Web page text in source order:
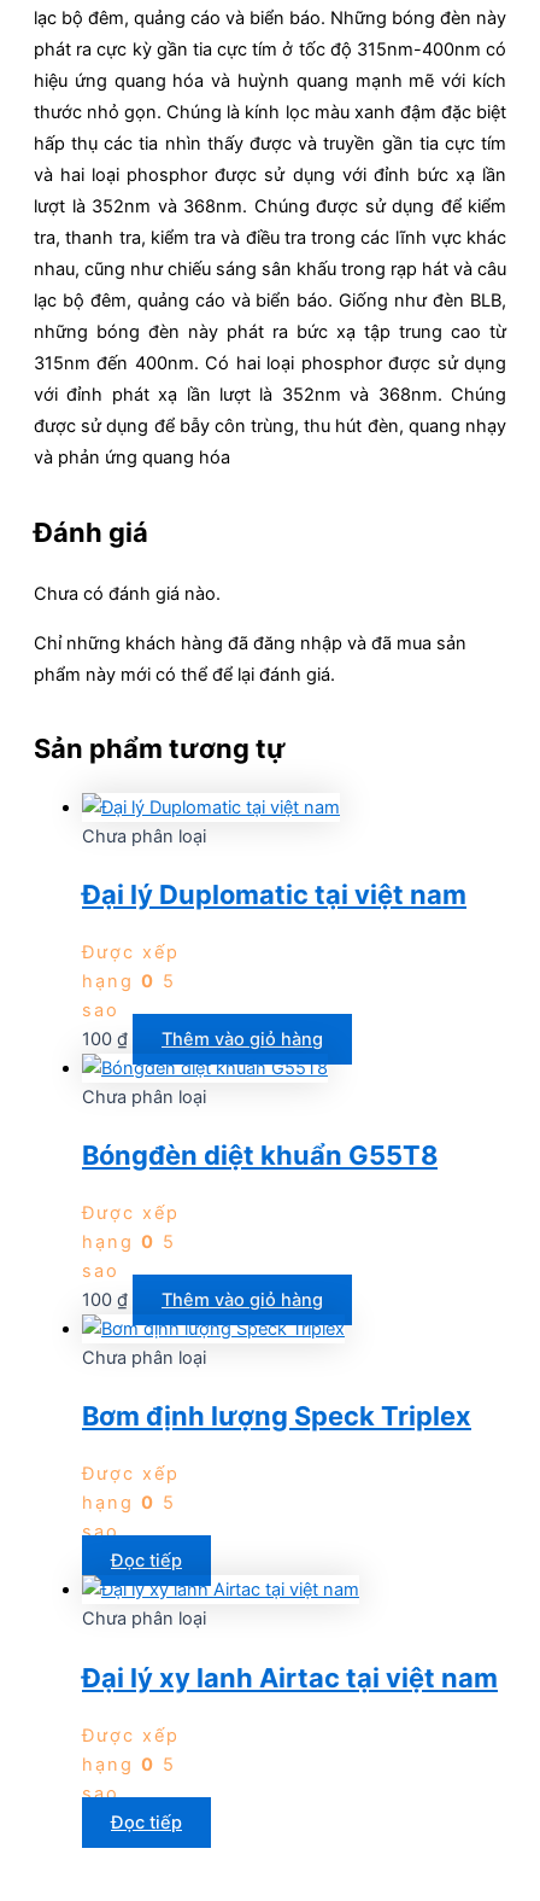
lạc bộ đêm, quảng cáo và biển báo. Những bóng đèn này
phát ra cực kỳ gần tia cực tím ở tốc độ 315nm-400nm có
hiệu ứng quang hóa và huỳnh quang mạnh mẽ với kích
thước nhỏ gọn. Chúng là kính lọc màu xanh đậm đặc biệt
hấp thụ các tia nhìn thấy được và truyền gần tia cực tím
và hai loại phosphor được sử dụng với đỉnh bức xạ lần
lượt là 352nm và 368nm. Chúng được sử dụng để kiểm
tra, thanh tra, kiểm tra và điều tra trong các lĩnh vực khác
nhau, cũng như chiếu sáng sân khấu trong rạp hát và câu
lạc bộ đêm, quảng cáo và biển báo. Giống như đèn BLB,
những bóng đèn này phát ra bức xạ tập trung cao từ
315nm đến 400nm. Có hai loại phosphor được sử dụng
với đỉnh phát xạ lần lượt là 352nm và 368nm. Chúng
được sử dụng để bẫy côn trùng, thu hút đèn, quang nhạy
và phản ứng quang hóa
Đánh giá
Chưa có đánh giá nào.
Chỉ những khách hàng đã đăng nhập và đã mua sản
phẩm này mới có thể để lại đánh giá.
Sản phẩm tương tự
Chưa phân loại
Đại lý Duplomatic tại việt nam
Được xếp
hạng 0 5
sao
100 ₫ Thêm vào giỏ hàng
Chưa phân loại
Bóngđèn diệt khuẩn G55T8
Được xếp
hạng 0 5
sao
100 ₫ Thêm vào giỏ hàng
Chưa phân loại
Bơm định lượng Speck Triplex
Được xếp
hạng 0 5
sao
Đọc tiếp
Chưa phân loại
Đại lý xy lanh Airtac tại việt nam
Được xếp
hạng 0 5
sao
Đọc tiếp